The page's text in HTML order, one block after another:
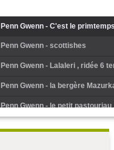
Penn Gwenn - C'est le
Penn Gwenn - scottishes
Penn Gwenn - Lalaleri , ridée 6
Penn Gwenn - la bergère
Penn Gwenn - le petit pastouriau